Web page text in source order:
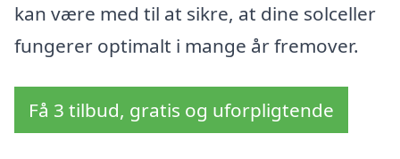
kan være med til at sikre, at dine solceller
fungerer optimalt i mange år fremover.
Få 3 tilbud, gratis og uforpligtende